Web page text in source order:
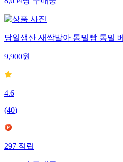
8,654명구매중
당일생산 새싹발아 통밀빵 통밀
9,900원
4.6
(40)
297적립